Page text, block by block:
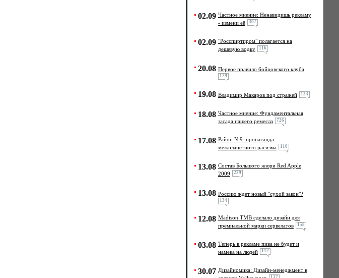
02.09 Частное мнение: Ненавидишь рекламу
- измени её
307
02.09 "Росспиртпром" полагается на
дешевую водку
116
20.08 Первое правило бойцовского клуба
129
19.08 Владимир Макаров под стражей 133
18.08 Частное мнение: Фундаментальная
засада нашего ремесла
726
17.08 Район №9: пропаганда
межпланетного расизма
110
13.08 Состав Большого жюри Red Apple
2009
229
13.08 Россию ждет новый "сухой закон"?
134
12.08 Madison TMB сделало дизайн для
премиальной марки сервелатов
158
03.08 Теперь в рекламе пива не будет и
намека на людей
112
30.07 Дизайномика: Дизайн-менеджмент в
117